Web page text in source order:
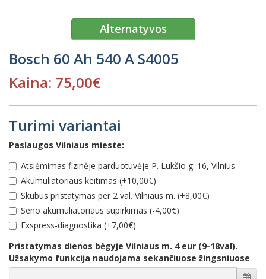
Alternatyvos
Bosch 60 Ah 540 A S4005
Kaina: 75,00€
Turimi variantai
Paslaugos Vilniaus mieste:
Atsiėmimas fizinėje parduotuvėje P. Lukšio g. 16, Vilnius
Akumuliatoriaus keitimas (+10,00€)
Skubus pristatymas per 2 val. Vilniaus m. (+8,00€)
Seno akumuliatoriaus supirkimas (-4,00€)
Еxspress-diagnostika (+7,00€)
Pristatymas dienos bėgyje Vilniaus m. 4 eur (9-18val).
Užsakymo funkcija naudojama sekančiuose žingsniuose